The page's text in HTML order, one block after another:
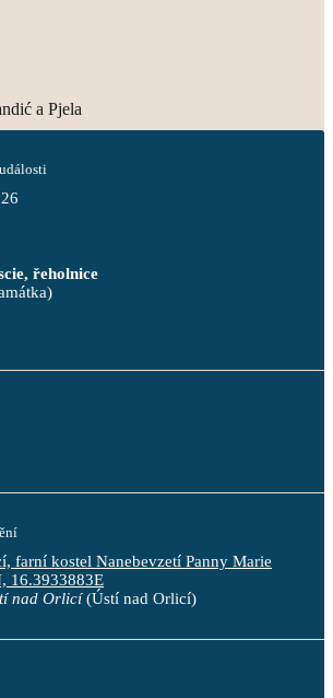
a Pjela
řeholnice
barva
farní kostel Nanebevzetí Panny Marie
16.3933883E
nad Orlicí(Ústí nad Orlicí)